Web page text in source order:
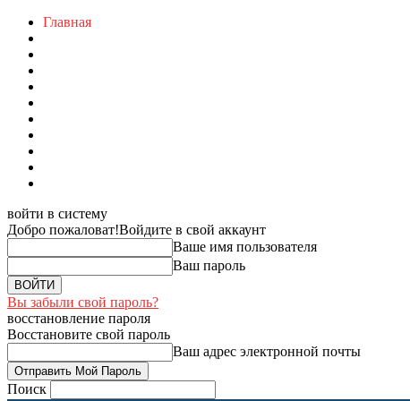
Главная
войти в систему
Добро пожаловат!Войдите в свой аккаунт
Ваше имя пользователя
Ваш пароль
Вы забыли свой пароль?
восстановление пароля
Восстановите свой пароль
Ваш адрес электронной почты
Поиск